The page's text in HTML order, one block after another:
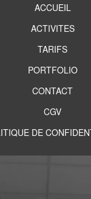
ACCUEIL
ACTIVITES
TARIFS
PORTFOLIO
CONTACT
CGV
DE